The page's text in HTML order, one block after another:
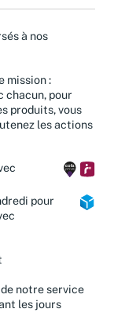
à nos
mission :
chacun, pour
produits, vous
les actions
pour
notre service
les jours